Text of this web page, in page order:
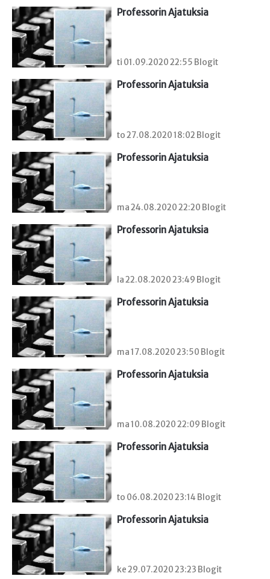
Professorin Ajatuksia
ti 01.09.2020 22:55 Blogit
Professorin Ajatuksia
to 27.08.2020 18:02 Blogit
Professorin Ajatuksia
ma 24.08.2020 22:20 Blogit
Professorin Ajatuksia
la 22.08.2020 23:49 Blogit
Professorin Ajatuksia
ma 17.08.2020 23:50 Blogit
Professorin Ajatuksia
ma 10.08.2020 22:09 Blogit
Professorin Ajatuksia
to 06.08.2020 23:14 Blogit
Professorin Ajatuksia
ke 29.07.2020 23:23 Blogit